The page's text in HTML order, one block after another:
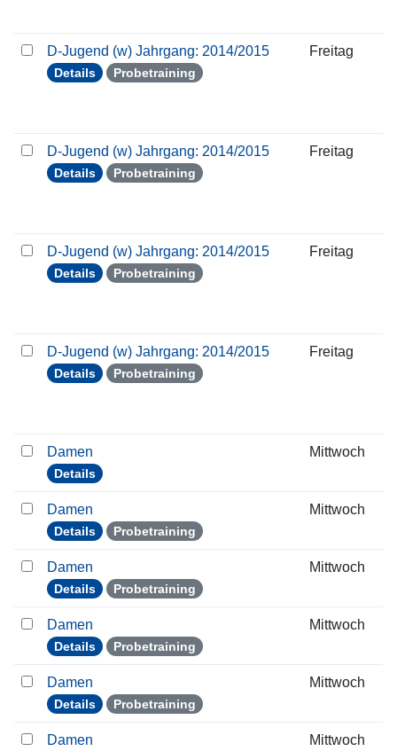
D-Jugend (w) Jahrgang: 2014/2015
Details Probetraining
Freitag
D-Jugend (w) Jahrgang: 2014/2015
Details Probetraining
Freitag
D-Jugend (w) Jahrgang: 2014/2015
Details Probetraining
Freitag
D-Jugend (w) Jahrgang: 2014/2015
Details Probetraining
Freitag
Damen
Details
Mittwoch
Damen
Details Probetraining
Mittwoch
Damen
Details Probetraining
Mittwoch
Damen
Details Probetraining
Mittwoch
Damen
Details Probetraining
Mittwoch
Damen Mittwoch